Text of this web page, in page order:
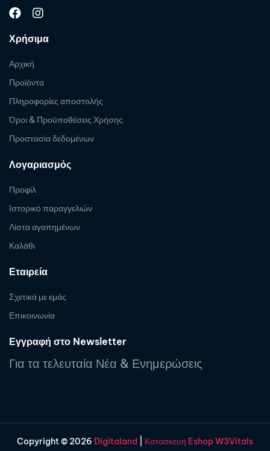
Χρήσιμα
Αρχική
Προϊόντα
Πληροφορίες αποστολής
Όροι & Προϋποθέσεις Χρήσης
Προστασία δεδομένων
Λογαριασμός
Προφίλ
Ιστορικό παραγγελιών
Λίστα αγαπημένων
Καλάθι
Εταιρεία
Σχετικά με εμάς
Επικοινωνία
Εγγραφή στο Newsletter
Για τα τελευταία Νέα & Ενημερώσεις
Copyright © 2026 Digitaland Κατασκευή Eshop W3Vitals